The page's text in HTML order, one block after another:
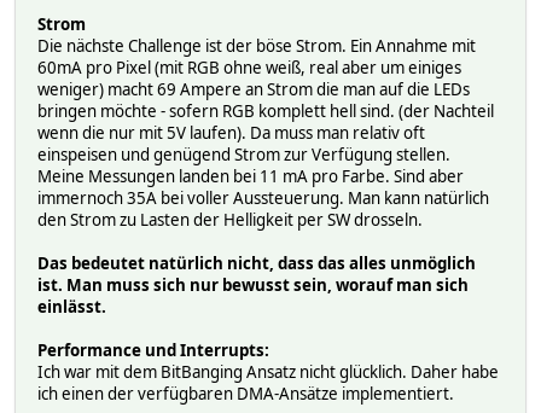
int g1 = 121-flicker;
int b1 = 35-flicker;
if(g1<0) g1=0;
if(r1<0) r1=0;
if(b1<0) b1=0;
stripe_setPixelColor(x,stripe_color(r1,g1, b1));
}
stripe_show();
delay(random(10,113));
}
// Slightly different, this makes the rainbow equally
void rainbowCycle() {
uint16_t i;
if (rainbowColor++>255) rainbowColor=0;
for(i=0; i< stripe_numPixels(); i++) {
stripe_setPixelColor(i, Wheel(((i * 256 /
Strom
Die nächste Challenge ist der böse Strom. Ein Annahme mit
60mA pro Pixel (mit RGB ohne weiß, real aber um einiges
weniger) macht 69 Ampere an Strom die man auf die LEDs
bringen möchte - sofern RGB komplett hell sind. (der Nachteil
wenn die nur mit 5V laufen). Da muss man relativ oft
einspeisen und genügend Strom zur Verfügung stellen.
Meine Messungen landen bei 11 mA pro Farbe. Sind aber
immernoch 35A bei voller Aussteuerung. Man kann natürlich
den Strom zu Lasten der Helligkeit per SW drosseln.
Das bedeutet natürlich nicht, dass das alles unmöglich
ist. Man muss sich nur bewusst sein, worauf man sich
einlässt.
Performance und Interrupts:
Ich war mit dem BitBanging Ansatz nicht glücklich. Daher habe
ich einen der verfügbaren DMA-Ansätze implementiert.